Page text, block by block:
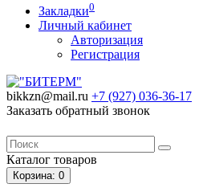
Закладки0
Личный кабинет
Авторизация
Регистрация
bikkzn@mail.ru +7 (927) 036-36-17
Заказать обратный звонок
Каталог товаров
Корзина: 0